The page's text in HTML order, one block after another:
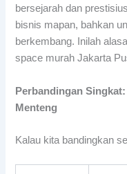
bersejarah dan
bisnis mapan, bahkan
berkembang. Inilah
space murah Jakarta
Perbandingan
Menteng
Kalau kita bandingkan